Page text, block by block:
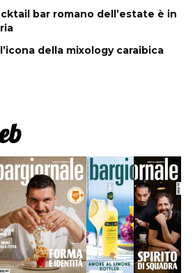
bar romano dell’estate è in
della mixology caraibica